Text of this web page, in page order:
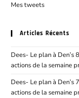
Mes tweets
Articles Récents
Dees- Le plan à
actions de la semaine
Dees- Le plan à
actions de la semaine